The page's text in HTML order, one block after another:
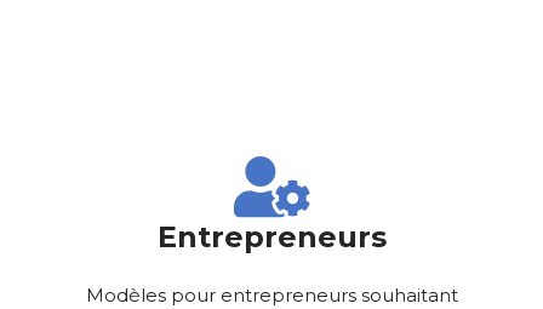
Entrepreneurs
Modèles pour entrepreneurs souhaitant